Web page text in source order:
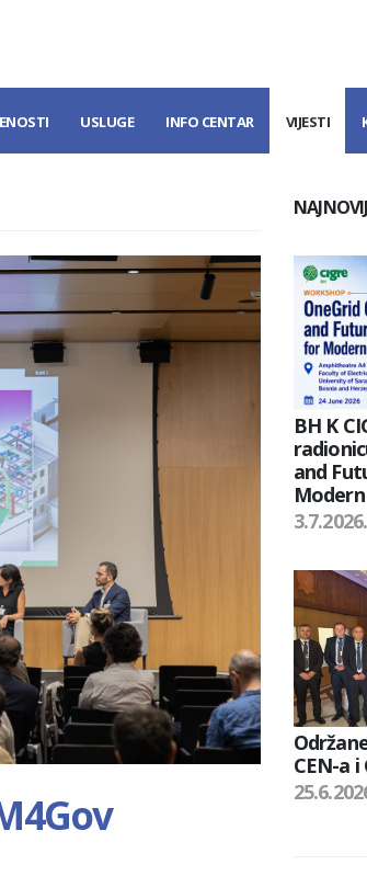
USLUGE INFO CENTAR VIJESTI
BH K
and
3.7.2026.
CEN-a i